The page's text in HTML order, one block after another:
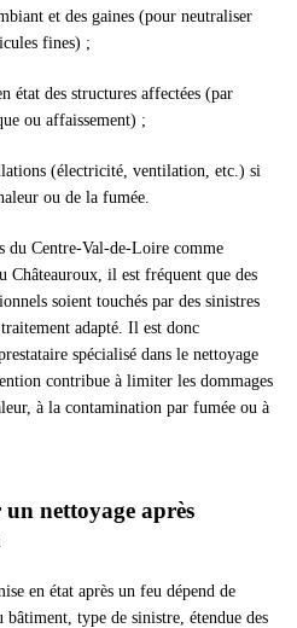
et des gaines (pour neutraliser
fines) ;
état des structures affectées (par
ou affaissement) ;
(électricité, ventilation, etc.) si
ou de la fumée.
du Centre-Val-de-Loire comme
Châteauroux, il est fréquent que des
soient touchés par des sinistres
adapté. Il est donc
spécialisé dans le nettoyage
contribue à limiter les dommages
à la contamination par fumée ou à
nettoyage après
en état après un feu dépend de
type de sinistre, étendue des